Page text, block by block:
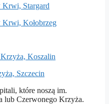
Stargard
Kołobrzeg
Koszalin
Szczecin
które noszą im.
lub Czerwonego Krzyża.